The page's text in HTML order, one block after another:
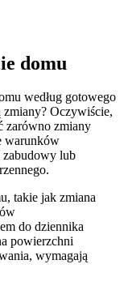
domu
według gotowego
Oczywiście,
zarówno zmiany
warunków
zabudowy lub
takie jak zmiana
do dziennika
powierzchni
wymagają